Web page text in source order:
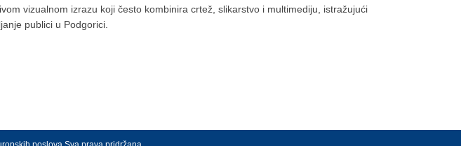
vizualnom izrazu koji često kombinira crtež, slikarstvo i multimediju, istražujući
publici u Podgorici.